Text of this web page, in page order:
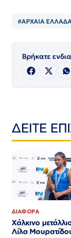
#ΑΡΧΑΙΑ
Βρήκατε
ΔΕΙΤΕ
ΔΙΑΦΟΡΑ
Χάλκινο
Λίλα